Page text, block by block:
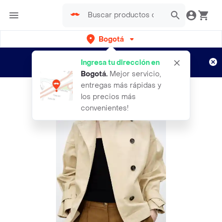
Bogotá
Ingresa tu dirección en
Bogotá. Mejor servicio,
entregas más rápidas y
los precios más
convenientes!
envíos gratis por semanas
Aplican TyC